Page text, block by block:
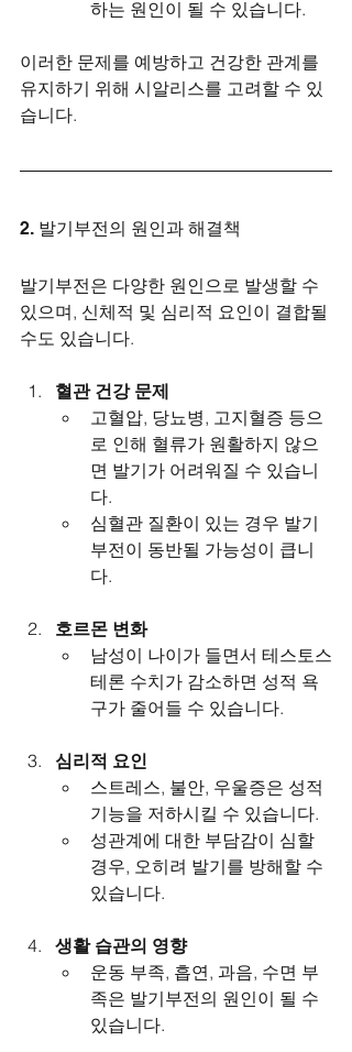
하는 원인이 될 수 있습니다.
이러한 문제를 예방하고 건강한 관계를
유지하기 위해 시알리스를 고려할 수 있
습니다.
2. 발기부전의 원인과 해결책
발기부전은 다양한 원인으로 발생할 수
있으며, 신체적 및 심리적 요인이 결합될
수도 있습니다.
혈관 건강 문제
고혈압, 당뇨병, 고지혈증 등으
로 인해 혈류가 원활하지 않으
면 발기가 어려워질 수 있습니
다.
심혈관 질환이 있는 경우 발기
부전이 동반될 가능성이 큽니
다.
호르몬 변화
남성이 나이가 들면서 테스토스
테론 수치가 감소하면 성적 욕
구가 줄어들 수 있습니다.
심리적 요인
스트레스, 불안, 우울증은 성적
기능을 저하시킬 수 있습니다.
성관계에 대한 부담감이 심할
경우, 오히려 발기를 방해할 수
있습니다.
생활 습관의 영향
운동 부족, 흡연, 과음, 수면 부
족은 발기부전의 원인이 될 수
있습니다.